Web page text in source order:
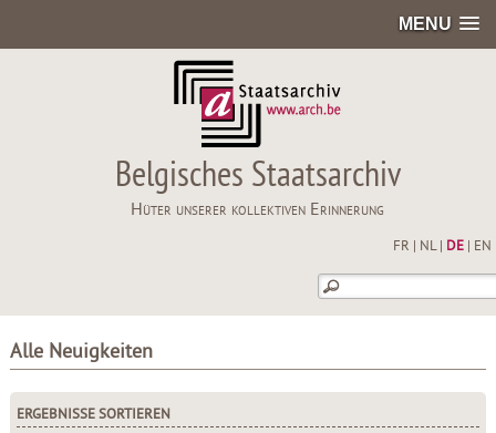
MENU
Belgisches Staatsarchiv
Hüter unserer kollektiven Erinnerung
FR NL| DE| EN
Alle Neuigkeiten
ERGEBNISSE SORTIEREN